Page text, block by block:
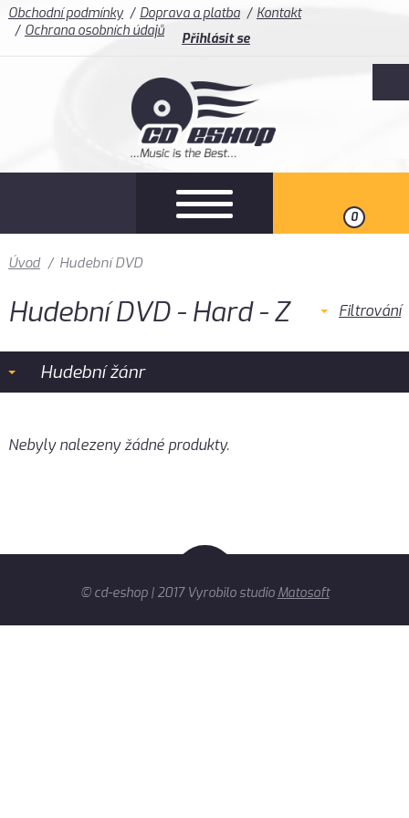
Obchodní podmínky Doprava a platba
Kontakt
Ochrana osobních údajů
Přihlásit se
0
Úvod / Hudební DVD
Hudební DVD - Hard - Z Filtrování
Hudební žánr
Nebyly nalezeny žádné produkty.
© cd-eshop | 2017 Vyrobilo studio Matosoft